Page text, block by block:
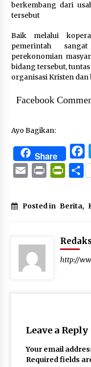
berkembang dari
tersebut
Baik melalui
pemerintah
perekonomian
bidang tersebut,
organisasi Kristen dan
Facebook
Ayo Bagikan:
Share
Email Print
Posted in Berita,
http://
Leave a Reply
Your email
Required fields